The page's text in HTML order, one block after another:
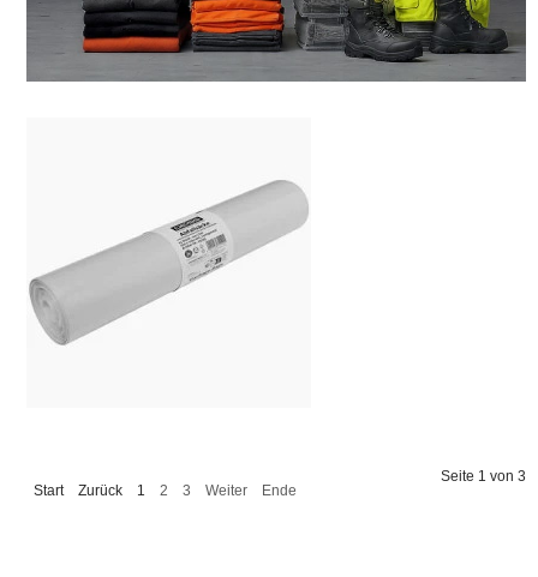
Transparent & Informativ
Seite 1 von 3
Start
Zurück 1 2 3 Weiter Ende